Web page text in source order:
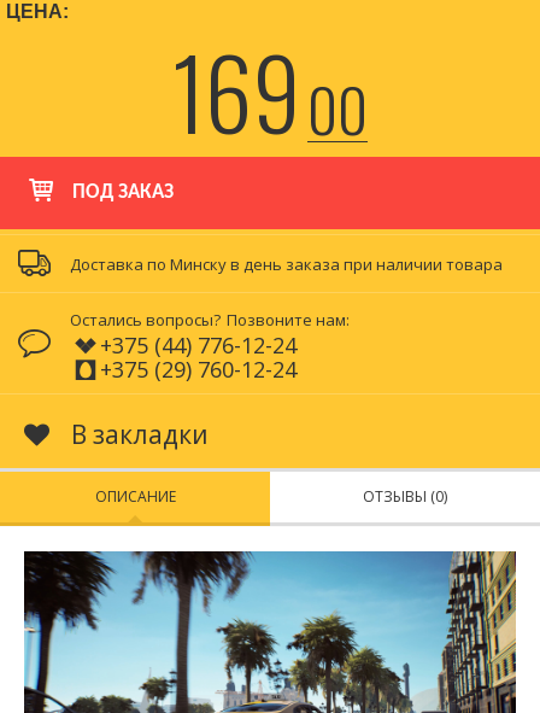
ЦЕНА:
16900
ПОД ЗАКАЗ
Доставка по Минску в день заказа при наличии товара
Остались вопросы? Позвоните нам:
+375 (44) 776-12-24
+375 (29) 760-12-24
В закладки
ОПИСАНИЕ ОТЗЫВЫ (0)